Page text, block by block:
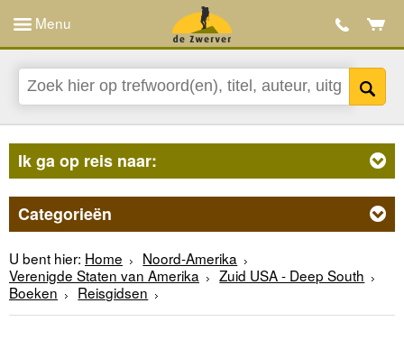
Menu
Ik ga op reis naar:
Categorieën
U bent hier: Home
Noord-Amerika
Verenigde Staten van Amerika
Zuid USA - Deep South
Boeken
Reisgidsen